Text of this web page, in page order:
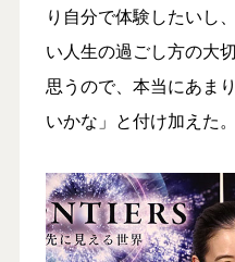
り自分で体験したいし
い人生の過ごし方の大
思うので、本当にあま
いかな」と付け加えた。